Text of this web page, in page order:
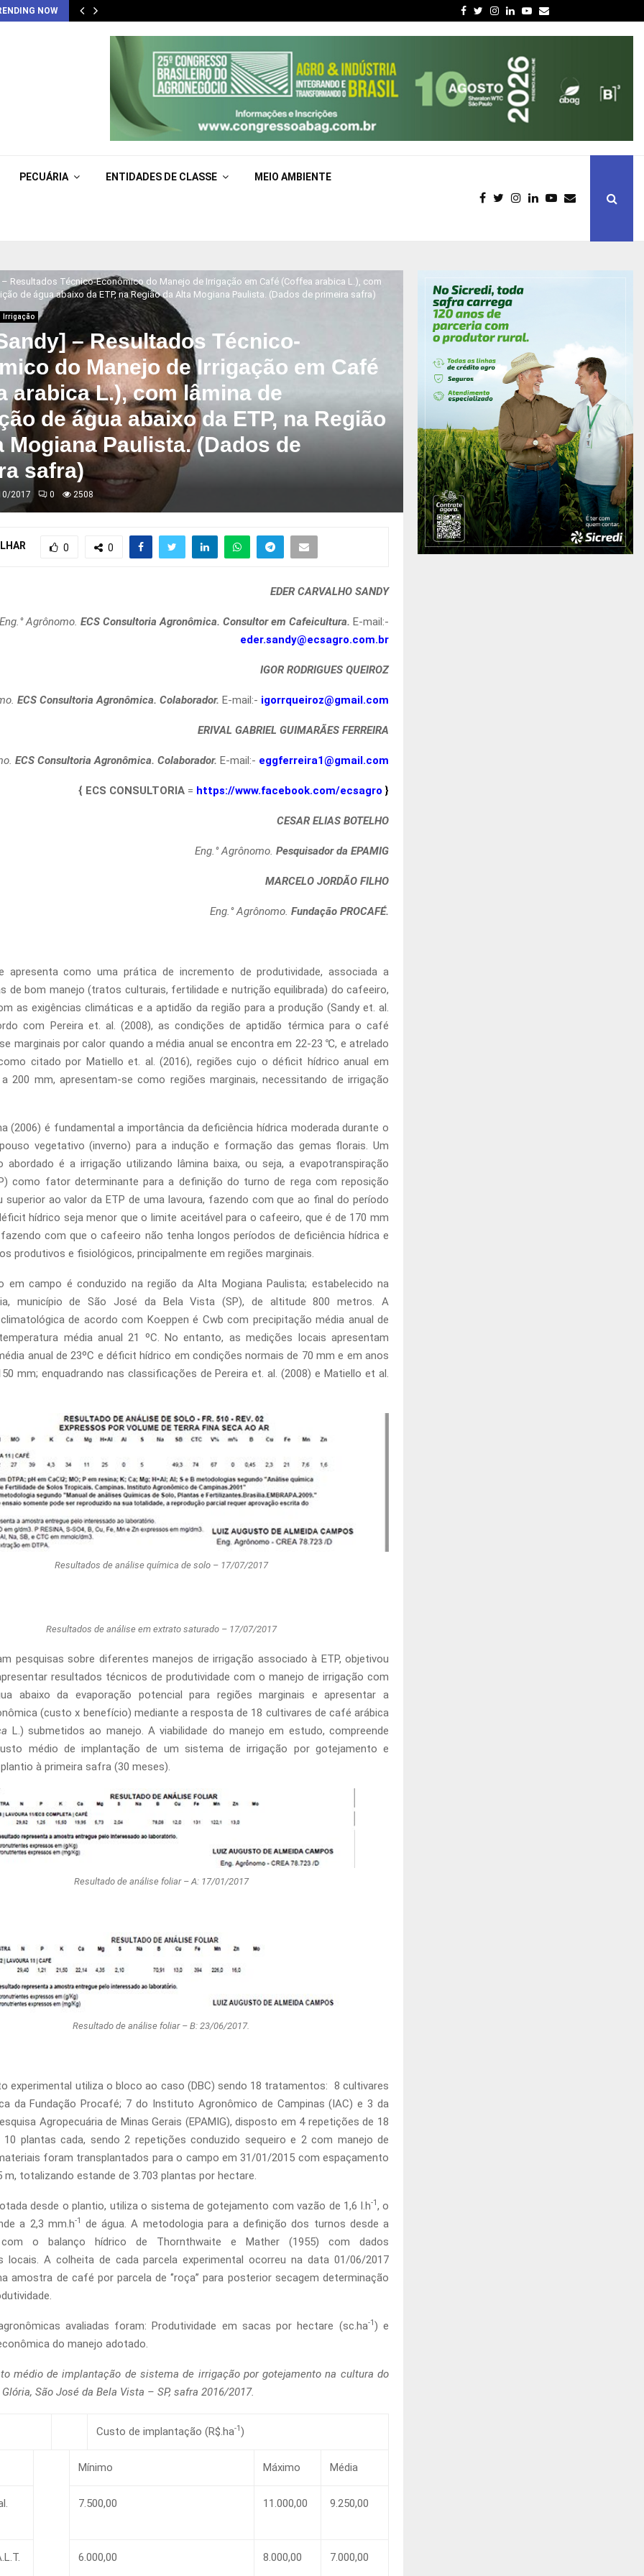
NOW Facebook
Twitter
Instagram
LinkedinYoutube
Email
PECUÁRIA ENTIDADES DE CLASSE MEIO AMBIENTE
– Resultados Técnico-Econômico do Manejo de Irrigação em Café (Coffea arabica L.), com
de água abaixo da ETP, na Região da Alta Mogiana Paulista. (Dados de primeira safra)
Irrigação
– Resultados Técnico-
do Manejo de Irrigação em Café
arabica L.), com lâmina de
de água abaixo da ETP, na Região
Mogiana Paulista. (Dados de
safra)
2017 0 2508
0 0
EDER CARVALHO SANDY
Eng.° Agrônomo. ECS Consultoria Agronômica. Consultor em Cafeicultura. E-mail:-
eder.sandy@ecsagro.com.br
IGOR RODRIGUES QUEIROZ
ECS Consultoria Agronômica. Colaborador. E-mail:- igorrqueiroz@gmail.com
ERIVAL GABRIEL GUIMARÃES FERREIRA
ECS Consultoria Agronômica. Colaborador. E-mail:- eggferreira1@gmail.com
{ ECS CONSULTORIA = https://www.facebook.com/ecsagro }
CESAR ELIAS BOTELHO
Eng.° Agrônomo. Pesquisador da EPAMIG
MARCELO JORDÃO FILHO
Eng.° Agrônomo. Fundação PROCAFÉ.
apresenta como uma prática de incremento de produtividade, associada a
de bom manejo (tratos culturais, fertilidade e nutrição equilibrada) do cafeeiro,
as exigências climáticas e a aptidão da região para a produção (Sandy et. al.
com Pereira et. al. (2008), as condições de aptidão térmica para o café
marginais por calor quando a média anual se encontra em 22-23 ℃, e atrelado
citado por Matiello et. al. (2016), regiões cujo o déficit hídrico anual em
200 mm, apresentam-se como regiões marginais, necessitando de irrigação
(2006) é fundamental a importância da deficiência hídrica moderada durante o
vegetativo (inverno) para a indução e formação das gemas florais. Um
abordado é a irrigação utilizando lâmina baixa, ou seja, a evapotranspiração
como fator determinante para a definição do turno de rega com reposição
superior ao valor da ETP de uma lavoura, fazendo com que ao final do período
hídrico seja menor que o limite aceitável para o cafeeiro, que é de 170 mm
fazendo com que o cafeeiro não tenha longos períodos de deficiência hídrica e
produtivos e fisiológicos, principalmente em regiões marginais.
em campo é conduzido na região da Alta Mogiana Paulista; estabelecido na
município de São José da Bela Vista (SP), de altitude 800 metros. A
de acordo com Koeppen é Cwb com precipitação média anual de
média anual 21 ºC. No entanto, as medições locais apresentam
anual de 23ºC e déficit hídrico em condições normais de 70 mm e em anos
mm; enquadrando nas classificações de Pereira et. al. (2008) e Matiello et al.
Resultados de análise química de solo – 17/07/2017
Resultados de análise em extrato saturado – 17/07/2017
pesquisas sobre diferentes manejos de irrigação associado à ETP, objetivou
resultados técnicos de produtividade com o manejo de irrigação com
abaixo da evaporação potencial para regiões marginais e apresentar a
(custo x benefício) mediante a resposta de 18 cultivares de café arábica
L.) submetidos ao manejo. A viabilidade do manejo em estudo, compreende
médio de implantação de um sistema de irrigação por gotejamento e
à primeira safra (30 meses).
Resultado de análise foliar – A: 17/01/2017
Resultado de análise foliar – B: 23/06/2017.
experimental utiliza o bloco ao caso (DBC) sendo 18 tratamentos: 8 cultivares
da Fundação Procafé; 7 do Instituto Agronômico de Campinas (IAC) e 3 da
Agropecuária de Minas Gerais (EPAMIG), disposto em 4 repetições de 18
10 plantas cada, sendo 2 repetições conduzido sequeiro e 2 com manejo de
foram transplantados para o campo em 31/01/2015 com espaçamento
m, totalizando estande de 3.703 plantas por hectare.
desde o plantio, utiliza o sistema de gotejamento com vazão de 1,6 l.h-1 , o
a 2,3 mm.h-1
de água. A metodologia para a definição dos turnos desde a
com o balanço hídrico de Thornthwaite e Mather (1955) com dados
locais. A colheita de cada parcela experimental ocorreu na data 01/06/2017
amostra de café por parcela de ‘’roça’’ para posterior secagem determinação
avaliadas foram: Produtividade em sacas por hectare (sc.ha-1 ) e
do manejo adotado.
médio de implantação de sistema de irrigação por gotejamento na cultura do
São José da Bela Vista – SP, safra 2016/2017.
Custo de implantação (R$.ha-1 )
Mínimo Máximo Média
7.500,00 11.000,00 9.250,00
6.000,00 8.000,00 7.000,00